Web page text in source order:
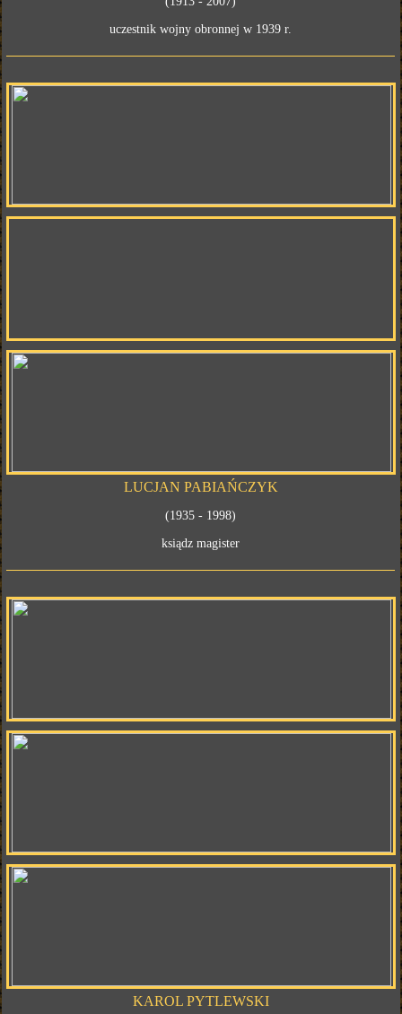
uczestnik wojny obronnej w 1939 r.
LUCJAN PABIAŃCZYK
(1935 - 1998)
ksiądz magister
KAROL PYTLEWSKI